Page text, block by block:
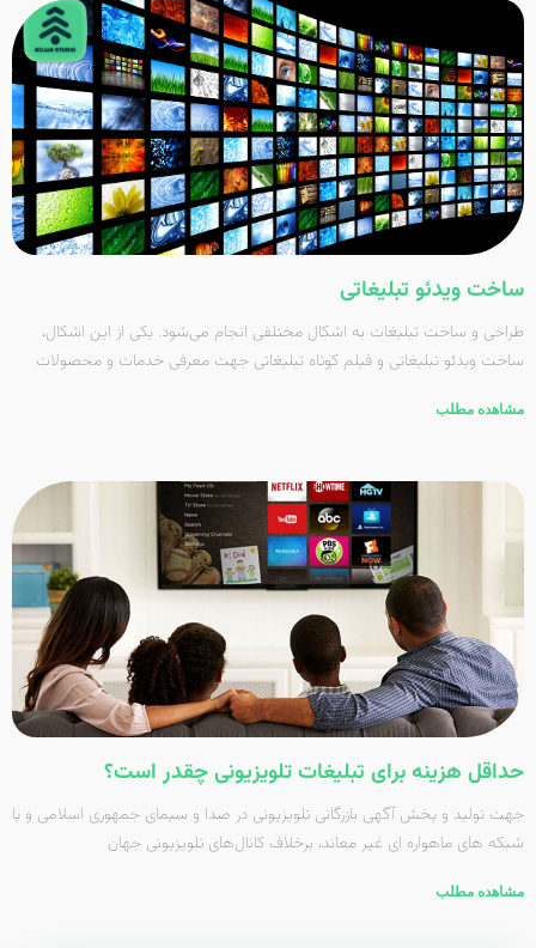
ساخت ویدئو تبلیغاتی
طراحی و ساخت تبلیغات به اشکال مختلفی انجام می‌شود. یکی از این اشکال،
ساخت ویدئو تبلیغاتی و فیلم کوتاه تبلیغاتی جهت معرفی خدمات و محصولات
مشاهده مطلب
حداقل هزینه برای تبلیغات تلویزیونی چقدر است؟
جهت تولید و پخش آگهی بازرگانی تلویزیونی در صدا و سیمای جمهوری اسلامی و یا
شبکه های ماهواره ای غیر معاند، برخلاف کانال‌های تلویزیونی جهان
مشاهده مطلب